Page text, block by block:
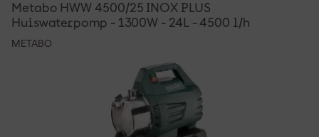
Metabo HWW 4500/25 INOX PLUS
Huiswaterpomp - 1300W - 24L - 4500 l/h
METABO